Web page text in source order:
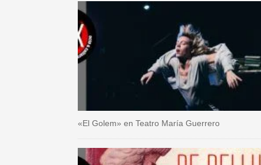
«El Golem» en Teatro María Guerrero